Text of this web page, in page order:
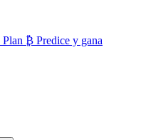
Plan ₿ Predice y gana